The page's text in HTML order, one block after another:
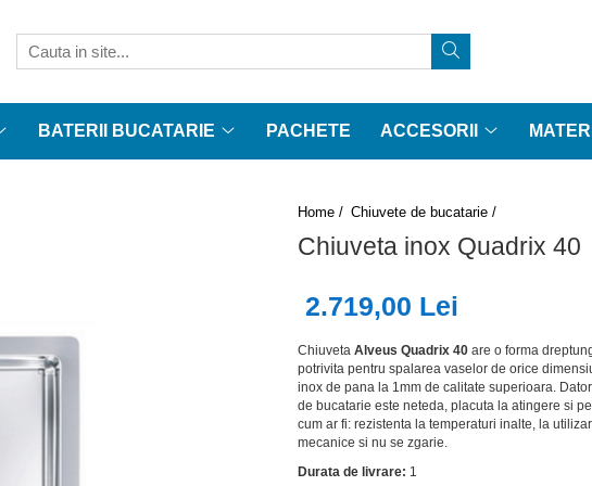
BATERII BUCATARIE PACHETE ACCESORII
Home / Chiuvete de bucatarie /
Chiuveta inox Quadrix 40
2.719,00 Lei
Chiuveta Alveus Quadrix 40 are o forma
potrivita pentru spalarea vaselor de orice
inox de pana la 1mm de calitate superioara.
de bucatarie este neteda, placuta la atingere si
cum ar fi: rezistenta la temperaturi inalte, la
mecanice si nu se zgarie.
Durata de livrare: 1